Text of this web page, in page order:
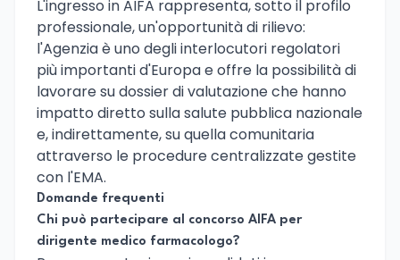
L'ingresso in AIFA rappresenta, sotto il profilo
professionale, un'opportunità di rilievo:
l'Agenzia è uno degli interlocutori regolatori
più importanti d'Europa e offre la possibilità di
lavorare su dossier di valutazione che hanno
impatto diretto sulla salute pubblica nazionale
e, indirettamente, su quella comunitaria
attraverso le procedure centralizzate gestite
con l'EMA.
Domande frequenti
Chi può partecipare al concorso AIFA per
dirigente medico farmacologo?